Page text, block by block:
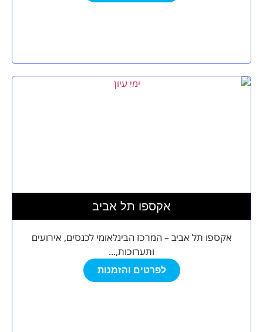
אקספו תל אביב
אקספו תל אביב – המרכז הבינלאומי לכנסים, אירועים
ותערוכות,...
לפרטים והזמנות